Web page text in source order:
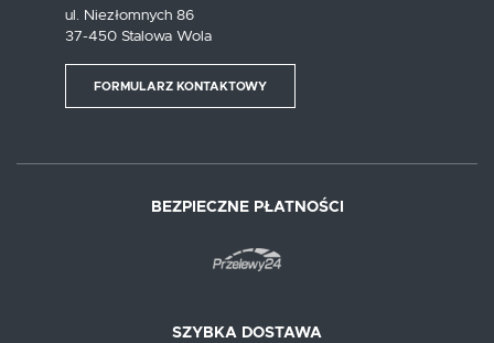
ul. Niezłomnych 86
37-450 Stalowa Wola
FORMULARZ KONTAKTOWY
BEZPIECZNE PŁATNOŚCI
SZYBKA DOSTAWA